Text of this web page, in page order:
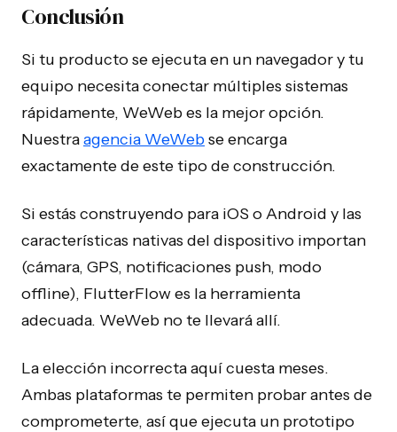
Conclusión
Si tu producto se ejecuta en un navegador y tu
equipo necesita conectar múltiples sistemas
rápidamente, WeWeb es la mejor opción.
Nuestraagencia WeWebse encarga
exactamente de este tipo de construcción.
Si estás construyendo para iOS o Android y las
características nativas del dispositivo importan
(cámara, GPS, notificaciones push, modo
offline), FlutterFlow es la herramienta
adecuada. WeWeb no te llevará allí.
La elección incorrecta aquí cuesta meses.
Ambas plataformas te permiten probar antes de
comprometerte, así que ejecuta un prototipo